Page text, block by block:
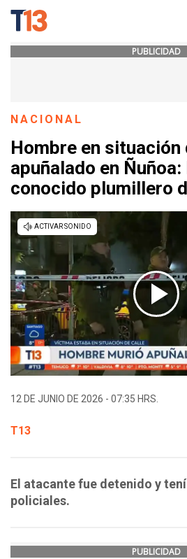
PUBLICIDAD
NACIONAL
Hombre en situación
apuñalado en Ñuñoa:
conocido plumillero
12 DE JUNIO DE 2026 - 07:35 HRS.
T13
El atacante fue detenido y
policiales.
PUBLICIDAD